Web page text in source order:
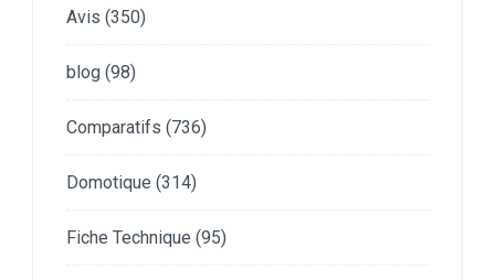
Avis (350)
blog (98)
Comparatifs (736)
Domotique (314)
Fiche Technique (95)